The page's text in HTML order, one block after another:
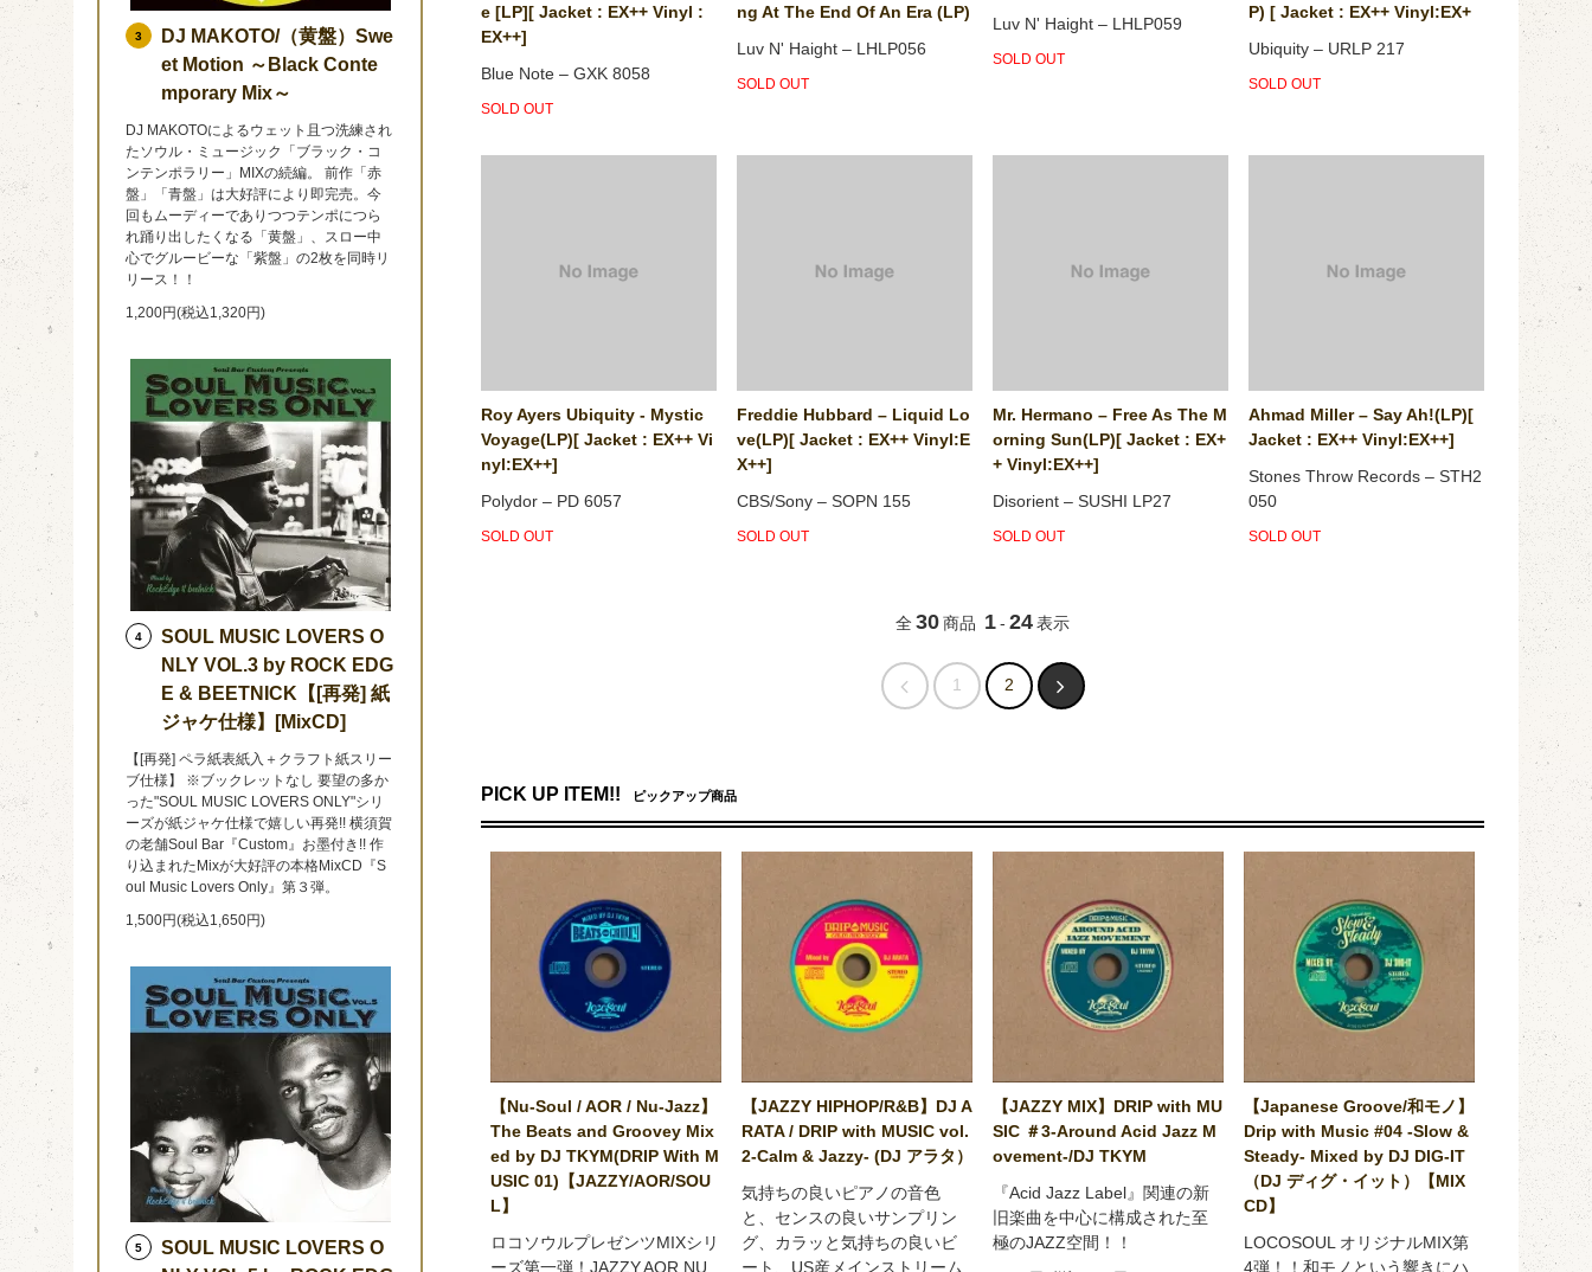
e [LP][ Jacket : EX++ Vinyl :
EX++]
Blue Note ‎– GXK 8058
SOLD OUT
ng At The End Of An Era (LP)
Luv N' Haight ‎– LHLP056
SOLD OUT
Luv N' Haight ‎– LHLP059
SOLD OUT
P) [ Jacket : EX++ Vinyl:EX+
Ubiquity ‎– URLP 217
SOLD OUT
Roy Ayers Ubiquity - Mystic
Voyage(LP)[ Jacket : EX++ Vi
nyl:EX++]
Polydor ‎– PD 6057
SOLD OUT
Freddie Hubbard ‎– Liquid Lo
ve(LP)[ Jacket : EX++ Vinyl:E
X++]
CBS/Sony ‎– SOPN 155
SOLD OUT
Mr. Hermano ‎– Free As The M
orning Sun(LP)[ Jacket : EX+
+ Vinyl:EX++]
Disorient ‎– SUSHI LP27
SOLD OUT
Ahmad Miller – Say Ah!(LP)[
Jacket : EX++ Vinyl:EX++]
Stones Throw Records – STH2
050
SOLD OUT
全30商品 1- 24表示
1 2
PICK UP ITEM!! ピックアップ商品
【Nu-Soul / AOR / Nu-Jazz】
The Beats and Groovey Mix
ed by DJ TKYM(DRIP With M
USIC 01)【JAZZY/AOR/SOU
L】
ロコソウルプレゼンツMIXシリ
ーズ第一弾！JAZZY,AOR,NU
【JAZZY HIPHOP/R&B】DJ A
RATA / DRIP with MUSIC vol.
2-Calm & Jazzy- (DJ アラタ）
気持ちの良いピアノの音色
と、センスの良いサンプリン
グ、カラッと気持ちの良いビ
ート、US産メインストリーム
【JAZZY MIX】DRIP with MU
SIC ＃3-Around Acid Jazz M
ovement-/DJ TKYM
『Acid Jazz Label』関連の新
旧楽曲を中心に構成された至
極のJAZZ空間！！
【Japanese Groove/和モノ】
Drip with Music #04 -Slow &
Steady- Mixed by DJ DIG-IT
（DJ ディグ・イット）【MIX
CD】
LOCOSOUL オリジナルMIX第
4弾！！和モノという響きにハ
3
DJ MAKOTO/（黄盤）Swe
et Motion ～Black Conte
mporary Mix～
DJ MAKOTOによるウェット且つ洗練され
たソウル・ミュージック「ブラック・コ
ンテンポラリー」MIXの続編。 前作「赤
盤」「青盤」は大好評により即完売。今
回もムーディーでありつつテンポにつら
れ踊り出したくなる「黄盤」、スロー中
心でグルービーな「紫盤」の2枚を同時リ
リース！！
1,200円(税込1,320円)
4
SOUL MUSIC LOVERS O
NLY VOL.3 by ROCK EDG
E & BEETNICK【[再発] 紙
ジャケ仕様】[MixCD]
【[再発] ペラ紙表紙入＋クラフト紙スリー
ブ仕様】 ※ブックレットなし 要望の多か
った"SOUL MUSIC LOVERS ONLY"シリ
ーズが紙ジャケ仕様で嬉しい再発!! 横須賀
の老舗Soul Bar『Custom』お墨付き!! 作
り込まれたMixが大好評の本格MixCD『S
oul Music Lovers Only』第３弾。
1,500円(税込1,650円)
5
SOUL MUSIC LOVERS O